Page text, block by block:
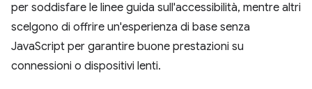
per soddisfare le linee guida sull'accessibilità, mentre altri
scelgono di offrire un'esperienza di base senza
JavaScript per garantire buone prestazioni su
connessioni o dispositivi lenti.